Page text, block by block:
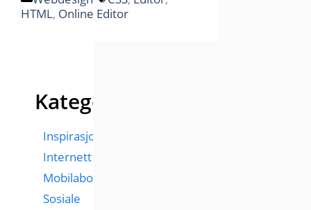
HTML, Online Editor
Kategorier
Inspirasjon
Internett
Mobilabonnementer
Sosiale